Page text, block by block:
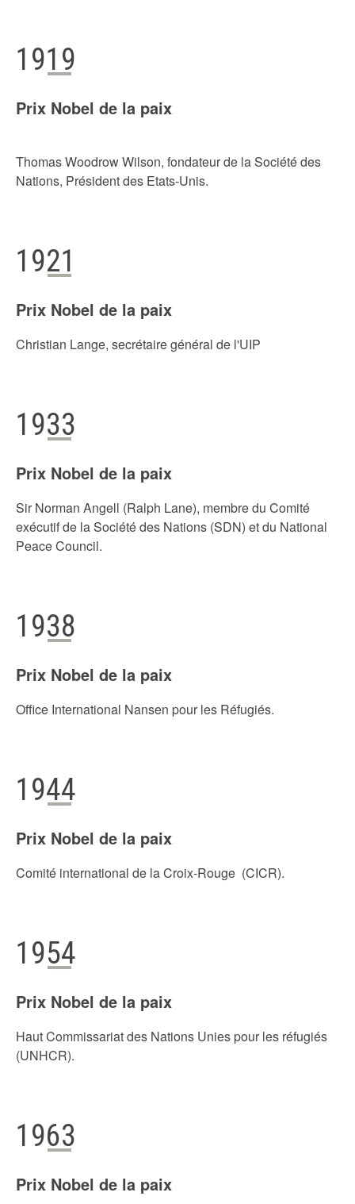
1919
Prix Nobel de la paix
Thomas Woodrow Wilson, fondateur de la Société des
Nations, Président des Etats-Unis.
1921
Prix Nobel de la paix
Christian Lange, secrétaire général de l'UIP
1933
Prix Nobel de la paix
Sir Norman Angell (Ralph Lane), membre du Comité
exécutif de la Société des Nations (SDN) et du National
Peace Council.
1938
Prix Nobel de la paix
Office International Nansen pour les Réfugiés.
1944
Prix Nobel de la paix
Comité international de la Croix-Rouge (CICR).
1954
Prix Nobel de la paix
Haut Commissariat des Nations Unies pour les réfugiés
(UNHCR).
1963
Prix Nobel de la paix